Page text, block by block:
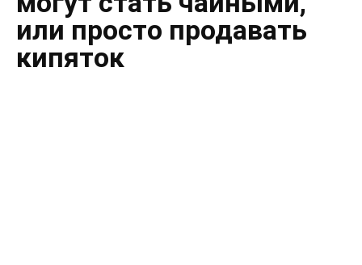
или просто продавать
кипяток